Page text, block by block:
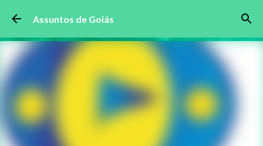
Pular para o conteúdo principal
Assuntos de Goiás